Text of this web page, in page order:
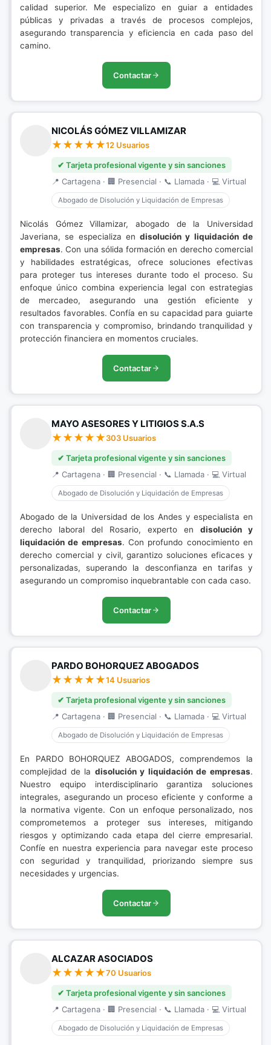
calidad superior. Me especializo en guiar a entidades
públicas y privadas a través de procesos complejos,
asegurando transparencia y eficiencia en cada paso del
camino.
Contactar
NICOLÁS GÓMEZ VILLAMIZAR
12 Usuarios
✔ Tarjeta profesional vigente y sin sanciones
📍 Cartagena · 🏢 Presencial · 📞 Llamada · 💻 Virtual
Abogado de Disolución y Liquidación de Empresas
Nicolás Gómez Villamizar, abogado de la Universidad
Javeriana, se especializa endisolución y liquidación de
empresas. Con una sólida formación en derecho comercial
y habilidades estratégicas, ofrece soluciones efectivas
para proteger tus intereses durante todo el proceso. Su
enfoque único combina experiencia legal con estrategias
de mercadeo, asegurando una gestión eficiente y
resultados favorables. Confía en su capacidad para guiarte
con transparencia y compromiso, brindando tranquilidad y
protección financiera en momentos cruciales.
Contactar
MAYO ASESORES Y LITIGIOS S.A.S
303 Usuarios
✔ Tarjeta profesional vigente y sin sanciones
📍 Cartagena · 🏢 Presencial · 📞 Llamada · 💻 Virtual
Abogado de Disolución y Liquidación de Empresas
Abogado de la Universidad de los Andes y especialista en
derecho laboral del Rosario, experto en disolución y
liquidación de empresas. Con profundo conocimiento en
derecho comercial y civil, garantizo soluciones eficaces y
personalizadas, superando la desconfianza en tarifas y
asegurando un compromiso inquebrantable con cada caso.
Contactar
PARDO BOHORQUEZ ABOGADOS
14 Usuarios
✔ Tarjeta profesional vigente y sin sanciones
📍 Cartagena · 🏢 Presencial · 📞 Llamada · 💻 Virtual
Abogado de Disolución y Liquidación de Empresas
En PARDO BOHORQUEZ ABOGADOS, comprendemos la
complejidad de la disolución y liquidación de empresas.
Nuestro equipo interdisciplinario garantiza soluciones
integrales, asegurando un proceso eficiente y conforme a
la normativa vigente. Con un enfoque personalizado, nos
comprometemos a proteger sus intereses, mitigando
riesgos y optimizando cada etapa del cierre empresarial.
Confíe en nuestra experiencia para navegar este proceso
con seguridad y tranquilidad, priorizando siempre sus
necesidades y urgencias.
Contactar
ALCAZAR ASOCIADOS
70 Usuarios
✔ Tarjeta profesional vigente y sin sanciones
📍 Cartagena · 🏢 Presencial · 📞 Llamada · 💻 Virtual
Abogado de Disolución y Liquidación de Empresas